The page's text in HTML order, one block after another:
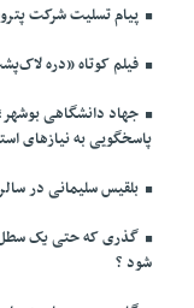
پیام تسلیت شرکت
فیلم کوتاه «دره
جهاد دانشگاهی
پاسخگویی به نیازهای
بلقیس سلیمانی در
شود ؟